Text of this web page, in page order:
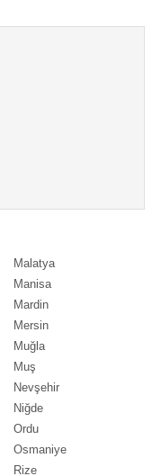
Malatya
Manisa
Mardin
Mersin
Muğla
Muş
Nevşehir
Niğde
Ordu
Osmaniye
Rize